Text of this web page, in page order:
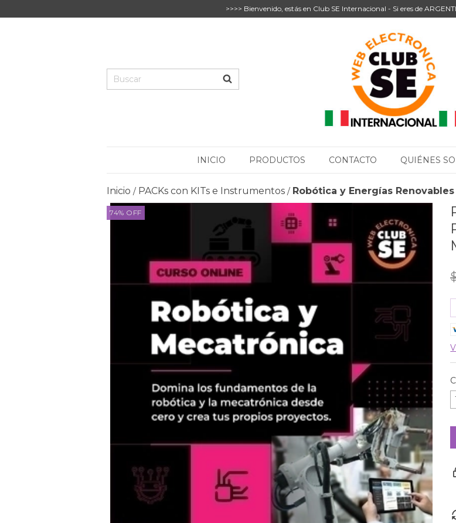
>>>> Bienvenido, estás en Club SE Internacional - Si eres de
INICIO PRODUCTOS CONTACTO QUIÉNES
Inicio / PACKs con KITs e Instrumentos / Robótica y Energías
74% OFF